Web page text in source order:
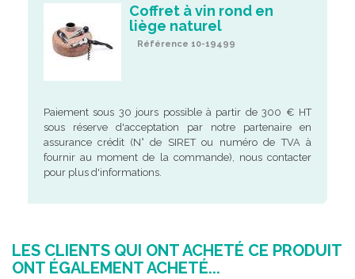
Coffret à vin rond en
liège naturel
Référence 10-19499
Paiement sous 30 jours possible à partir de 300 € HT
sous réserve d'acceptation par notre partenaire en
assurance crédit (N° de SIRET ou numéro de TVA à
fournir au moment de la commande), nous contacter
pour plus d'informations.
LES CLIENTS QUI ONT ACHETÉ CE PRODUIT
ONT ÉGALEMENT ACHETÉ...